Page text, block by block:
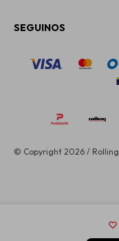
SEGUINOS
© Copyright 2026 / Rolling